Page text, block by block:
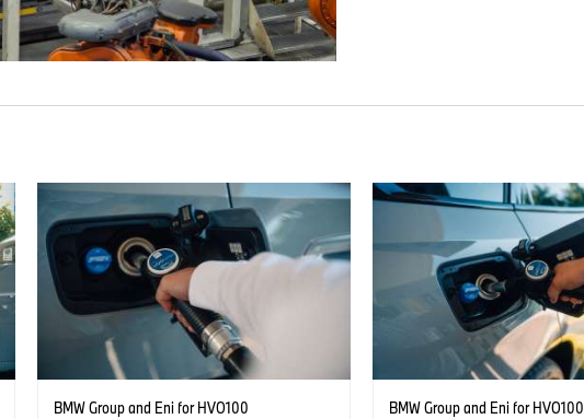
BMW Group and Eni for HVO100 BMW Group and Eni for HVO100